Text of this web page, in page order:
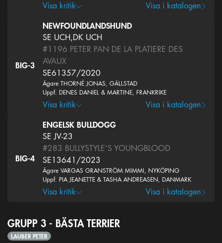
Visa kritik Visa i katalogen
BIG-3
NEWFOUNDLANDSHUND
SE UCH,DK UCH
#1196 PETER PAN DE LA PLATIERE DES
AVAUX
SE61357/2020
Ägare THORNÉ JONAS, GÄLLSTAD
Uppf. DENES DANIEL & MARTINE, FRANKRIKE
Visa kritik Visa i katalogen
BIG-4
ENGELSK BULLDOGG
SE JV-23
#283 BULLYSTYLE'S YOUNGBLOOD
SE13641/2023
Ägare VARGAS GRANSTRÖM MIMMI, NYKÖPING
Uppf. PIA JEANETTE & TASHA ANDREASEN, DANMARK
Visa kritik Visa i katalogen
GRUPP 3 - BÄSTA TERRIER
LAUBER PETER